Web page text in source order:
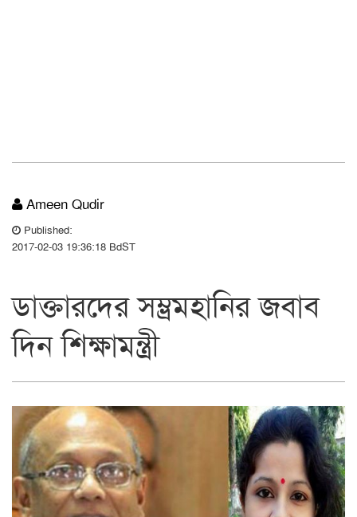
Ameen Qudir
Published:
2017-02-03 19:36:18 BdST
ডাক্তারদের সম্ভ্রমহানির জবাব
দিন শিক্ষামন্ত্রী